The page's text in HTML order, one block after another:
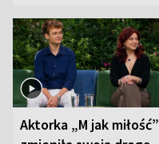
Aktorka „M jak miłość”